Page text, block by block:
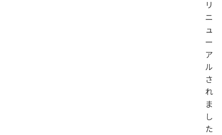
リ
ニ
ュ
ー
ア
ル
さ
れ
ま
し
た